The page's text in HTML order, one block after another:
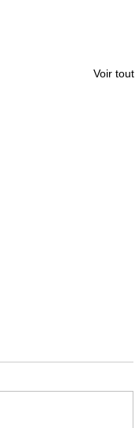
Voir tout